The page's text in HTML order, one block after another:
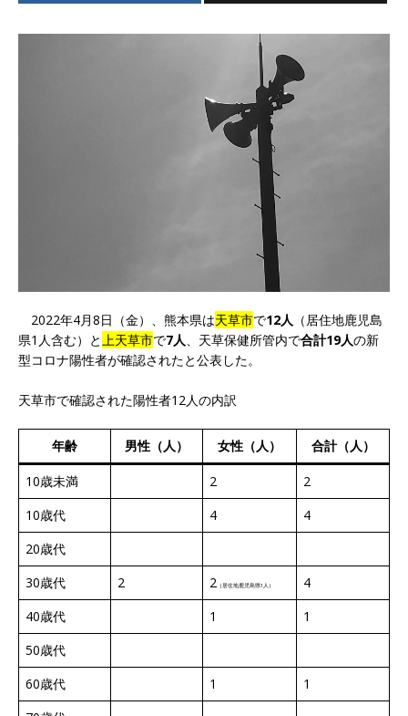
2022年4月8日（金）、熊本県は天草市で12人 （居住地鹿児島
県1人含む）と 上天草市で7人 、天草保健所管内で合計19人の新
型コロナ陽性者が確認されたと公表した。
天草市で確認された陽性者12人の内訳
年齢 男性（人） 女性（人） 合計（人）
10歳未満 2
2
10歳代
4
4
20歳代
30歳代
2 2 （居住地鹿児島県1人）
4
40歳代
1
1
50歳代
60歳代
1
1